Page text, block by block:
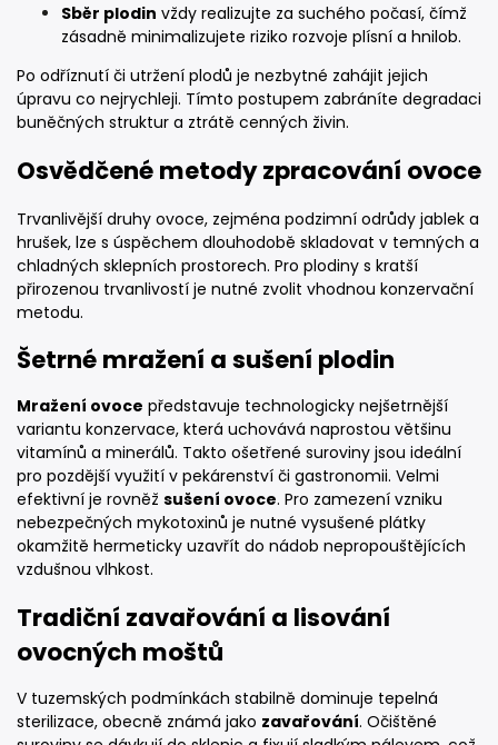
Sběr plodin vždy realizujte za suchého počasí, čímž
zásadně minimalizujete riziko rozvoje plísní a hnilob.
Po odříznutí či utržení plodů je nezbytné zahájit jejich
úpravu co nejrychleji. Tímto postupem zabráníte degradaci
buněčných struktur a ztrátě cenných živin.
Osvědčené metody zpracování ovoce
Trvanlivější druhy ovoce, zejména podzimní odrůdy jablek a
hrušek, lze s úspěchem dlouhodobě skladovat v temných a
chladných sklepních prostorech. Pro plodiny s kratší
přirozenou trvanlivostí je nutné zvolit vhodnou konzervační
metodu.
Šetrné mražení a sušení plodin
Mražení ovoce představuje technologicky nejšetrnější
variantu konzervace, která uchovává naprostou většinu
vitamínů a minerálů. Takto ošetřené suroviny jsou ideální
pro pozdější využití v pekárenství či gastronomii. Velmi
efektivní je rovněž sušení ovoce. Pro zamezení vzniku
nebezpečných mykotoxinů je nutné vysušené plátky
okamžitě hermeticky uzavřít do nádob nepropouštějících
vzdušnou vlhkost.
Tradiční zavařování a lisování
ovocných moštů
V tuzemských podmínkách stabilně dominuje tepelná
sterilizace, obecně známá jako zavařování. Očištěné